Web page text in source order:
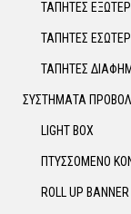
ΤΑΠΗΤΕΣ
ΤΑΠΗΤΕΣ
ΤΑΠΗΤΕΣ
ΣΥΣΤΗΜΑΤΑ
LIGHT BOX
ΠΤΥΣΣΟΜΕΝΟ
ROLL UP BANNER